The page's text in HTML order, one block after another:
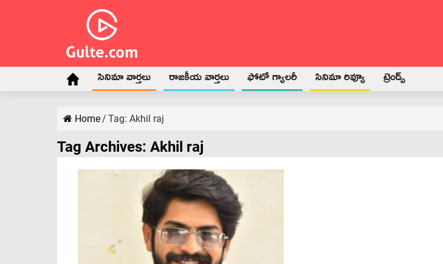
సినిమా వార్తలు రాజకీయ వార్తలు ఫోటో గ్యాలరీ సినిమా రివ్యూ ట్రెండ్స్
Home/ Tag: Akhil raj
Tag Archives: Akhil raj